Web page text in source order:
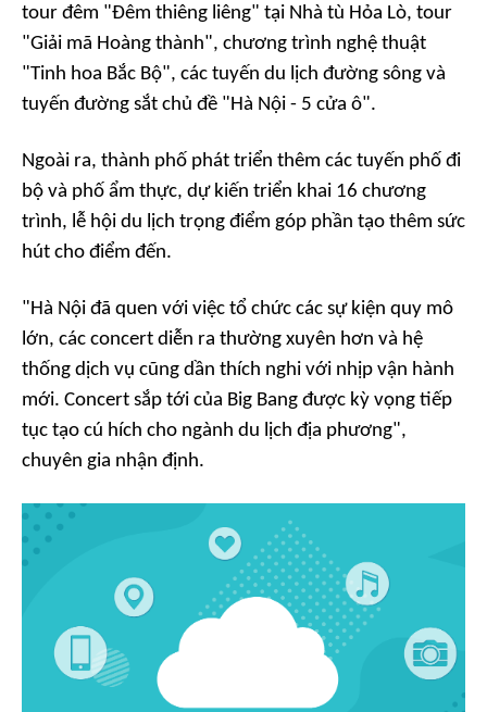
tour đêm "Đêm thiêng liêng" tại Nhà tù Hỏa Lò, tour
"Giải mã Hoàng thành", chương trình nghệ thuật
"Tinh hoa Bắc Bộ", các tuyến du lịch đường sông và
tuyến đường sắt chủ đề "Hà Nội - 5 cửa ô".
Ngoài ra, thành phố phát triển thêm các tuyến phố đi
bộ và phố ẩm thực, dự kiến triển khai 16 chương
trình, lễ hội du lịch trọng điểm góp phần tạo thêm sức
hút cho điểm đến.
"Hà Nội đã quen với việc tổ chức các sự kiện quy mô
lớn, các concert diễn ra thường xuyên hơn và hệ
thống dịch vụ cũng dần thích nghi với nhịp vận hành
mới. Concert sắp tới của Big Bang được kỳ vọng tiếp
tục tạo cú hích cho ngành du lịch địa phương",
chuyên gia nhận định.